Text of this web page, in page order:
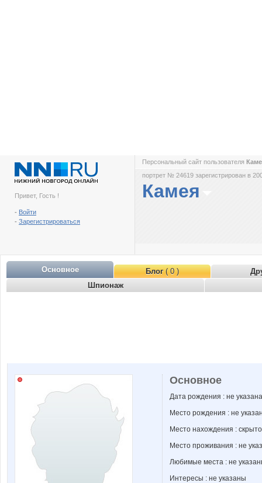
Привет, Гость !
- Войти
- Зарегистрироваться
Персональный сайт пользователя
портрет № 24619 зарегистрирован в
Камея
Основное Блог( 0 )
Шпионаж
Основное
Дата рождения : не указана
Место рождения : не
Место нахождения : скрыто
Место проживания : не
Любимые места : не
Интересы : не указаны